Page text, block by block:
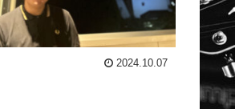
2024.10.07